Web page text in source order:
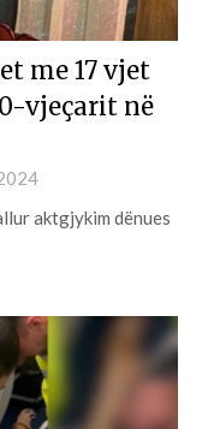
me 17 vjet
vjeçarit në
aktgjykim dënues